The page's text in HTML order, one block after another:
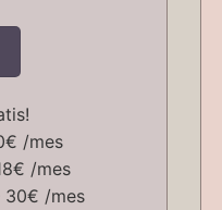
/mes
/mes
30€ /mes